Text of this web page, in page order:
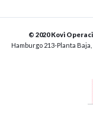
© 2020 Kovi
Hamburgo 213-Planta